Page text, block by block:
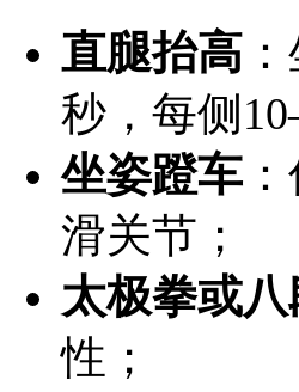
直腿抬高
秒，每侧
坐姿蹬车
滑关节；
太极拳或
性；